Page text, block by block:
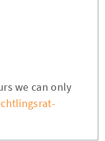
we can only